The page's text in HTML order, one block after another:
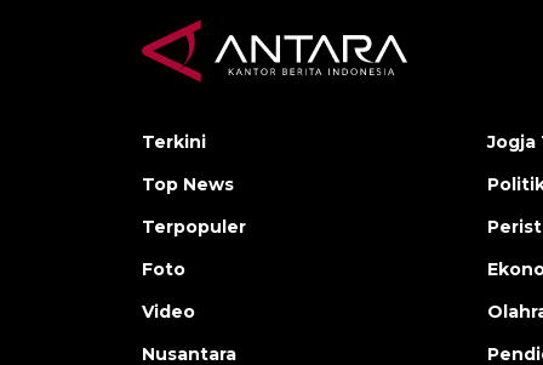
Terkini
Top News
Terpopuler
Foto
Video
Nusantara
Jogja